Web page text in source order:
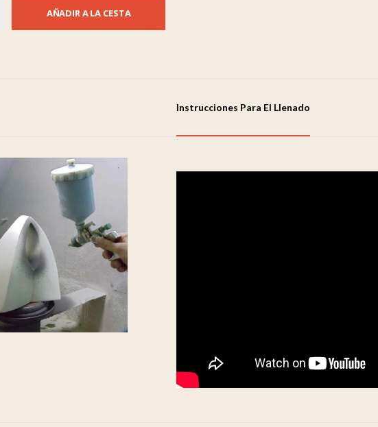
AÑADIR A LA CESTA
Instrucciones Para El Llenado